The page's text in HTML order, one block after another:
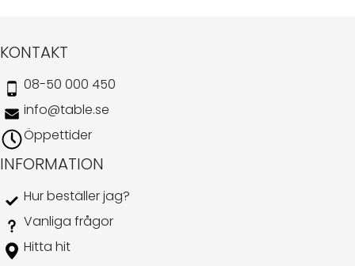
KONTAKT
08-50 000 450
info@table.se
Öppettider
INFORMATION
Hur beställer jag?
Vanliga frågor
Hitta hit